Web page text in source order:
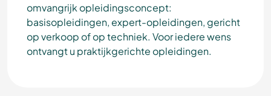
omvangrijk opleidingsconcept:
basisopleidingen, expert-opleidingen, gericht
op verkoop of op techniek. Voor iedere wens
ontvangt u praktijkgerichte opleidingen.